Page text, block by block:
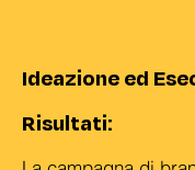
Ideazione ed
Risultati: